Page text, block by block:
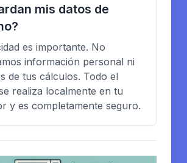
mis datos de
es importante. No
información personal ni
de tus cálculos. Todo el
realiza localmente en tu
y es completamente seguro.